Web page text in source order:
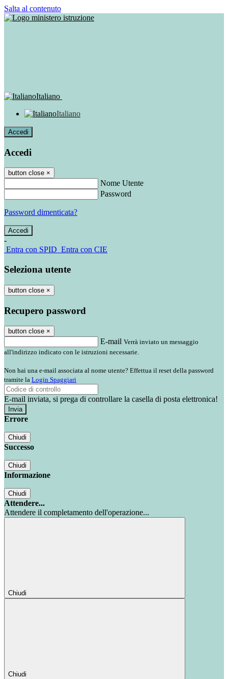
Salta al contenuto
Italiano
Italiano
Accedi
Accedi
button close ×
Nome Utente
Password
Password dimenticata?
-
Entra con SPID Entra con CIE
Seleziona utente
button close ×
Recupero password
button close ×
E-mail Verrà inviato un messaggio
all'indirizzo indicato con le istruzioni necessarie.
Non hai una e-mail associata al nome utente? Effettua il reset della password
tramite la Login Spaggiari
E-mail inviata, si prega di controllare la casella di posta elettronica!
Errore
Chiudi
Successo
Chiudi
Informazione
Chiudi
Attendere...
Attendere il completamento dell'operazione...
Chiudi
Chiudi